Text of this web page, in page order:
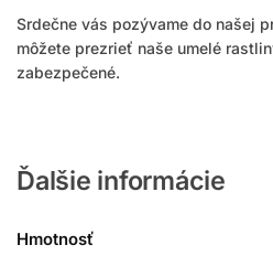
Srdečne vás pozývame do našej
môžete prezrieť naše umelé
zabezpečené.
Ďalšie informácie
Hmotnosť